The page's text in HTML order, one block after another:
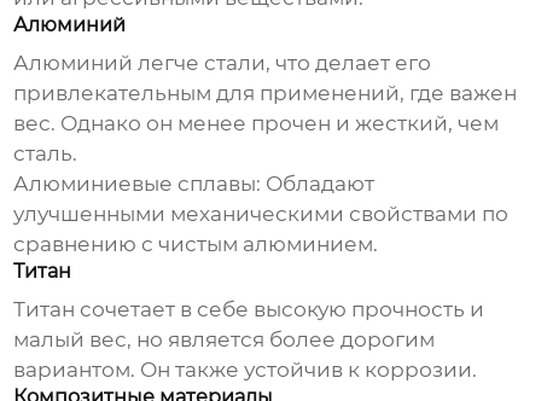
Алюминий
Алюминий легче стали, что делает его
привлекательным для применений, где важен
вес. Однако он менее прочен и жесткий, чем
сталь.
Алюминиевые сплавы: Обладают
улучшенными механическими свойствами по
сравнению с чистым алюминием.
Титан
Титан сочетает в себе высокую прочность и
малый вес, но является более дорогим
вариантом. Он также устойчив к коррозии.